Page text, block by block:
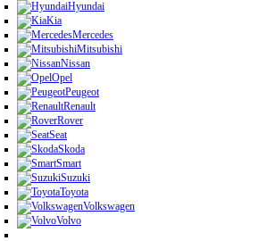
Hyundai
Kia
Mercedes
Mitsubishi
Nissan
Opel
Peugeot
Renault
Rover
Seat
Skoda
Smart
Suzuki
Toyota
Volkswagen
Volvo